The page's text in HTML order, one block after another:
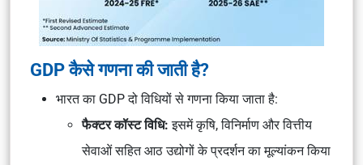
GDP कैसे गणना की जाती है?
भारत का GDP दो विधियों से गणना किया जाता है:
फैक्टर कॉस्ट विधि:इसमें कृषि, विनिर्माण और वित्तीय
सेवाओं सहित आठ उद्योगों के प्रदर्शन का मूल्यांकन किया